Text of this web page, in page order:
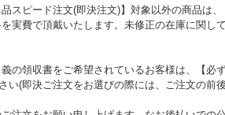
スピード注文(即決注文)】対象以外の商品は
実費で頂戴いたします。未修正の在庫に関
の領収書をご希望されているお客様は、【必
(即決ご注文をお選びの際には、ご注文の前